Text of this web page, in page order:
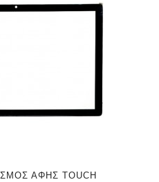
ΑΦΗΣ TOUCH